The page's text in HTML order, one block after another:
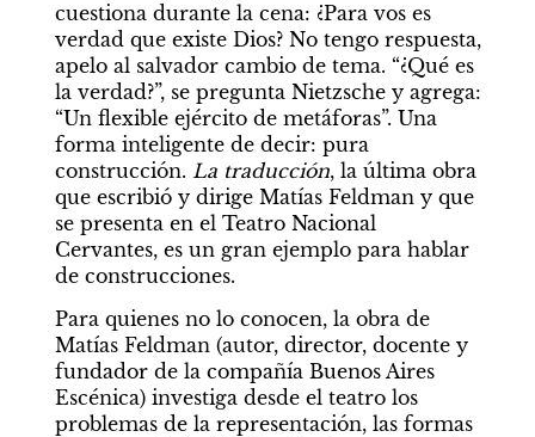
cuestiona durante la cena: ¿Para vos es
verdad que existe Dios? No tengo respuesta,
apelo al salvador cambio de tema. “¿Qué es
la verdad?”, se pregunta Nietzsche y agrega:
“Un flexible ejército de metáforas”. Una
forma inteligente de decir: pura
construcción. La traducción, la última obra
que escribió y dirige Matías Feldman y que
se presenta en el Teatro Nacional
Cervantes, es un gran ejemplo para hablar
de construcciones.
Para quienes no lo conocen, la obra de
Matías Feldman (autor, director, docente y
fundador de la compañía Buenos Aires
Escénica) investiga desde el teatro los
problemas de la representación, las formas